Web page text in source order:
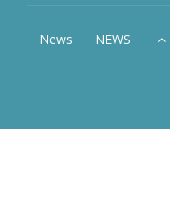
News NEWS